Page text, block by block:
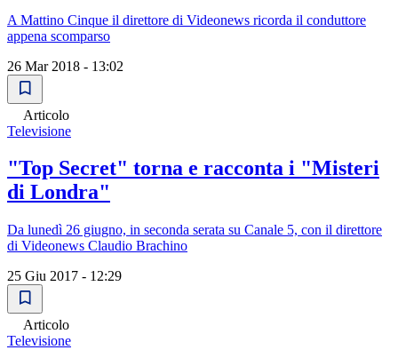
A Mattino Cinque il direttore di Videonews ricorda il conduttore
appena scomparso
26 Mar 2018 - 13:02
Articolo
Televisione
"Top Secret" torna e racconta i "Misteri
di Londra"
Da lunedì 26 giugno, in seconda serata su Canale 5, con il direttore
di Videonews Claudio Brachino
25 Giu 2017 - 12:29
Articolo
Televisione